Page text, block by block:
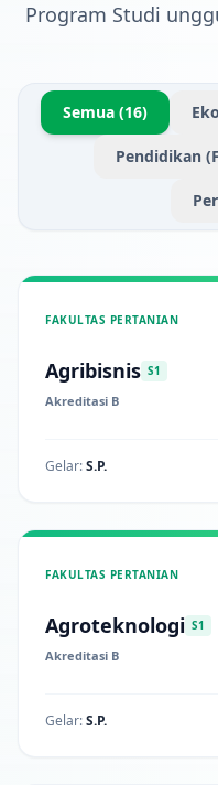
Program Studi
Semua (16)
Pendidikan
FAKULTAS PERTANIAN
Agribisnis S1
Akreditasi B
Gelar:S.P.
FAKULTAS PERTANIAN
Agroteknologi S1
Akreditasi B
Gelar:S.P.